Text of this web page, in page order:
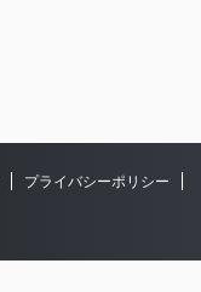
プライバシーポリシー